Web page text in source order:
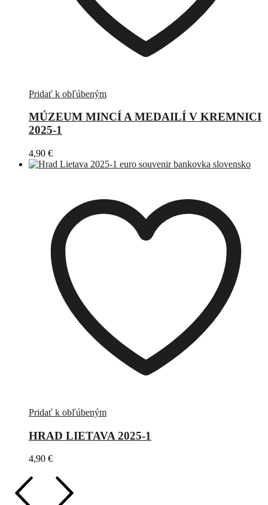
Pridať k obľúbeným
MÚZEUM MINCÍ A MEDAILÍ V KREMNICI
2025-1
4,90 €
Pridať k obľúbeným
HRAD LIETAVA 2025-1
4,90 €